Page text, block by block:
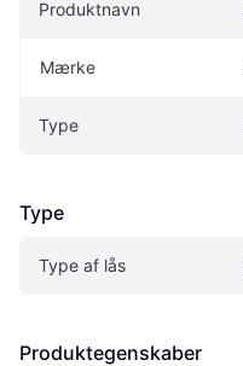
Produktnavn
Mærke
Type
Type
Type af lås
Produktegenskaber